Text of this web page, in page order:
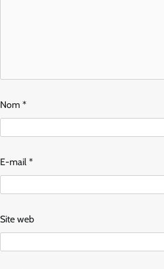
Nom *
E-mail *
Site web